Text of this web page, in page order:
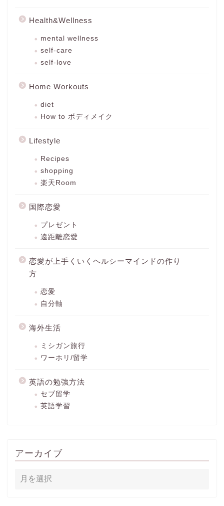
Health&Wellness
mental wellness
self-care
self-love
Home Workouts
diet
How to ボディメイク
Lifestyle
Recipes
shopping
楽天Room
国際恋愛
プレゼント
遠距離恋愛
恋愛が上手くいくヘルシーマインドの作り
方
恋愛
自分軸
海外生活
ミシガン旅行
ワーホリ/留学
英語の勉強方法
セブ留学
英語学習
アーカイブ